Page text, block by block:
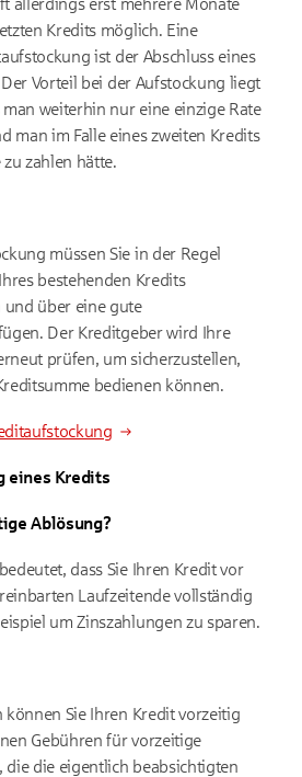
allerdings erst mehrere Monate
Kredits möglich. Eine
ist der Abschluss eines
Vorteil bei der Aufstockung liegt
weiterhin nur eine einzige Rate
man im Falle eines zweiten Kredits
zu zahlen hätte.
müssen Sie in der Regel
bestehenden Kredits
und über eine gute
Der Kreditgeber wird Ihre
prüfen, um sicherzustellen,
bedienen können.
eines Kredits
Ablösung?
dass Sie Ihren Kredit vor
Laufzeitende vollständig
um Zinszahlungen zu sparen.
können Sie Ihren Kredit vorzeitig
Gebühren für vorzeitige
die die eigentlich beabsichtigten